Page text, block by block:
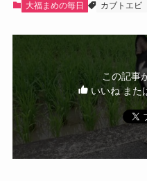
大福まめの毎日 カブトエビ
この記事
いいね また